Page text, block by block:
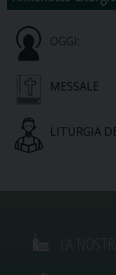
OGGI:
MESSALE
LITURGIA